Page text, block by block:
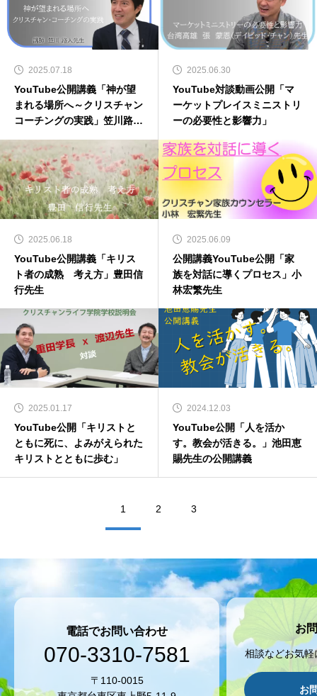
2025.07.18
YouTube公開講義「神が望
まれる場所へ～クリスチャン
コーチングの実践」笠川路人
2025.06.30
YouTube対談動画公開「マ
ーケットプレイスミニストリ
ーの必要性と影響力」
2025.06.18
YouTube公開講義「キリス
ト者の成熟 考え方」豊田信
行先生
2025.06.09
公開講義YouTube公開「家
族を対話に導くプロセス」小
林宏繁先生
2025.01.17
YouTube公開「キリストと
ともに死に、よみがえられた
キリストとともに歩む」
2024.12.03
YouTube公開「人を活か
す。教会が活きる。」池田恵
賜先生の公開講義
1 2 3
電話でお問い合わせ
070-3310-7581
〒110-0015
お
相談などお気
お